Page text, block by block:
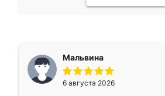
Мальвина
6 августа 2026